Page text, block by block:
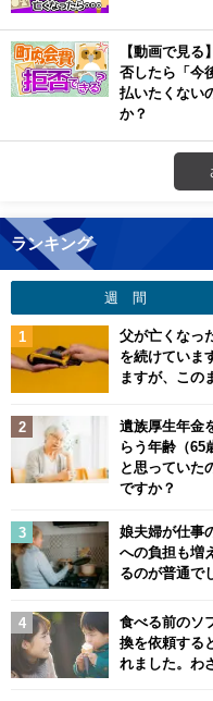
【動画で見る
否したら「今
払いたくない
か？
ランキング
週 間
父が亡くなっ
を続けていま
ますが、この
遺族厚生年金
らう年齢（65
と思っていた
ですか？
娘夫婦が仕事
への負担も増
るのが普通で
食べる前のソ
換を依頼する
れました。わ